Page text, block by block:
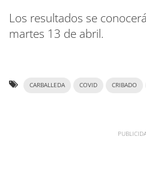
Los resultados se
martes 13 de abril.
CARBALLEDA COVID CRIBADO